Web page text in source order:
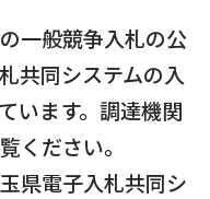
一般競争入札の公
共同システムの入
います。調達機関
ください。
県電子入札共同シ